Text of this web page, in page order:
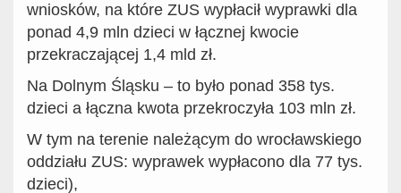
wniosków, na które ZUS wypłacił wyprawki dla
ponad 4,9 mln dzieci w łącznej kwocie
przekraczającej 1,4 mld zł.
Na Dolnym Śląsku – to było ponad 358 tys.
dzieci a łączna kwota przekroczyła 103 mln zł.
W tym na terenie należącym do wrocławskiego
oddziału ZUS: wyprawek wypłacono dla 77 tys.
dzieci),